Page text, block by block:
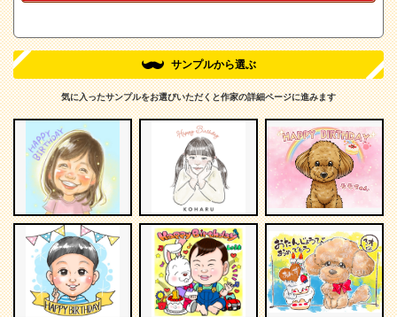
サンプルから選ぶ
気に入ったサンプルをお選びいただくと作家の詳細ページに進みます